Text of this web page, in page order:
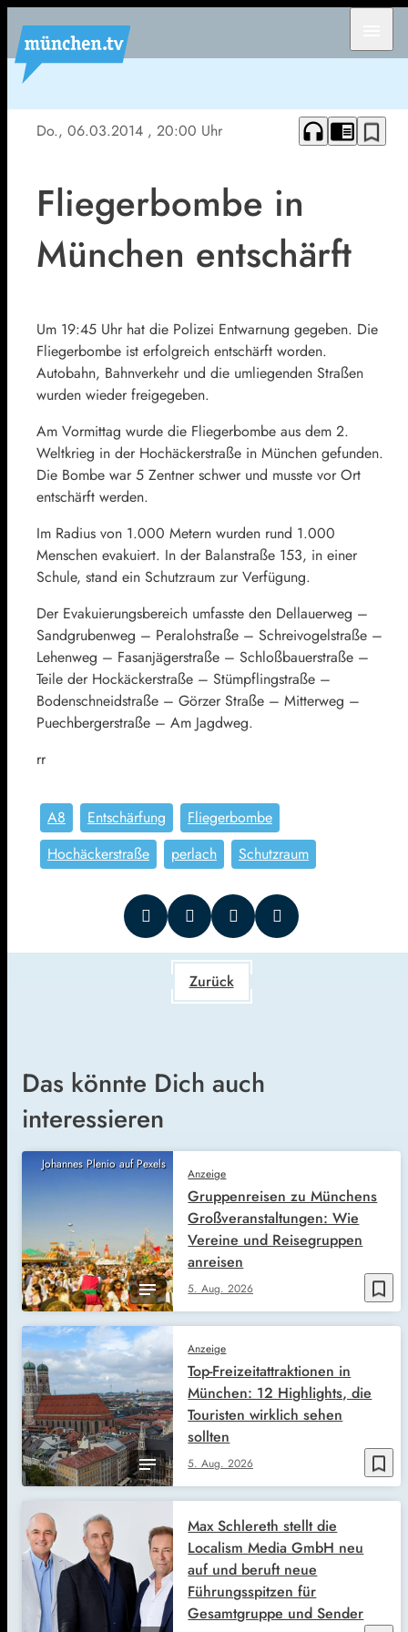
Do., 06.03.2014 , 20:00 Uhr headphones chrome_reader_mode bookmark_border
Fliegerbombe in
München entschärft
Um 19:45 Uhr hat die Polizei Entwarnung gegeben. Die
Fliegerbombe ist erfolgreich entschärft worden.
Autobahn, Bahnverkehr und die umliegenden Straßen
wurden wieder freigegeben.
Am Vormittag wurde die Fliegerbombe aus dem 2.
Weltkrieg in der Hochäckerstraße in München gefunden.
Die Bombe war 5 Zentner schwer und musste vor Ort
entschärft werden.
Im Radius von 1.000 Metern wurden rund 1.000
Menschen evakuiert. In der Balanstraße 153, in einer
Schule, stand ein Schutzraum zur Verfügung.
Der Evakuierungsbereich umfasste den Dellauerweg –
Sandgrubenweg – Peralohstraße – Schreivogelstraße –
Lehenweg – Fasanjägerstraße – Schloßbauerstraße –
Teile der Hockäckerstraße – Stümpflingstraße –
Bodenschneidstraße – Görzer Straße – Mitterweg –
Puechbergerstraße – Am Jagdweg.
rr
A8 Entschärfung
Fliegerbombe
Hochäckerstraße
perlach Schutzraum
Zurück
Das könnte Dich auch
interessieren
Johannes Plenio auf Pexels
bookmark_border
Anzeige
5. Aug. 2026
Gruppenreisen zu Münchens
Großveranstaltungen: Wie
Vereine und Reisegruppen
anreisen
bookmark_border
Anzeige
5. Aug. 2026
Top-Freizeitattraktionen in
München: 12 Highlights, die
Touristen wirklich sehen
sollten
Max Schlereth stellt die
Localism Media GmbH neu
auf und beruft neue
Führungsspitzen für
Gesamtgruppe und Sender